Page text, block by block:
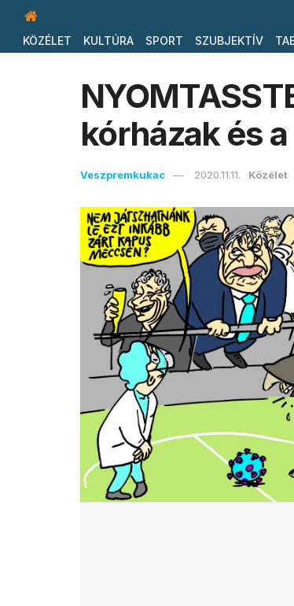
KÖZÉLET KULTÚRA SPORT SZUBJEKTÍV
kórházak és
Veszpremkukac 2020.11.11. Közélet